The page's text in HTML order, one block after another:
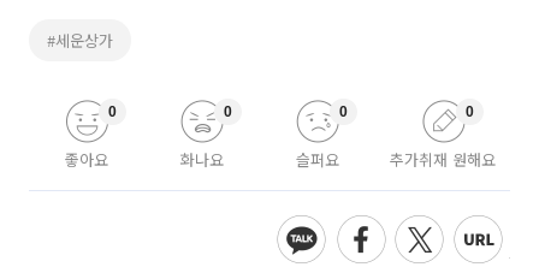
#세운상가
좋아요
0
화나요
0
슬퍼요
0
추가취재 원해요
0